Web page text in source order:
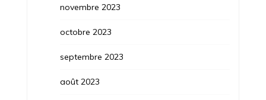
novembre 2023
octobre 2023
septembre 2023
août 2023